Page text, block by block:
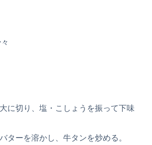
に切り、塩・こしょうを振って下味
ターを溶かし、牛タンを炒める。